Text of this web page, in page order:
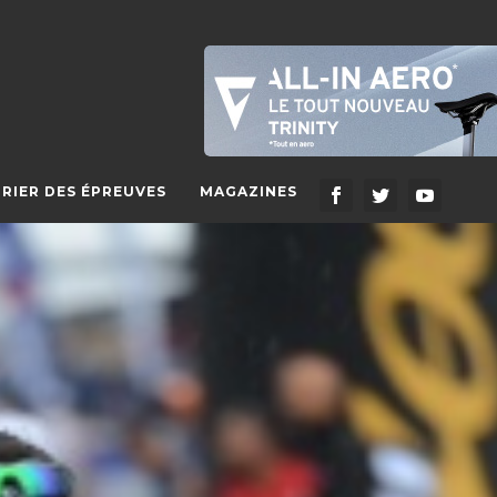
DES ÉPREUVES MAGAZINES